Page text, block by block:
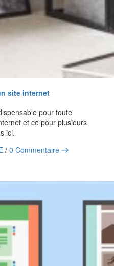
site internet
pour toute
et ce pour plusieurs
ici.
/ 0 Commentaire